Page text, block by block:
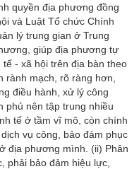
quyền địa phương đồng
và Luật Tổ chức Chính
lý trung gian ở Trung
giúp địa phương tự
- xã hội trên địa bàn theo
rành mạch, rõ ràng hơn,
điều hành, xử lý công
phủ nên tập trung nhiều
tế ở tầm vĩ mô, còn chính
vụ công, bảo đảm phục
địa phương mình. (ii) Phân
phải bảo đảm hiệu lực,